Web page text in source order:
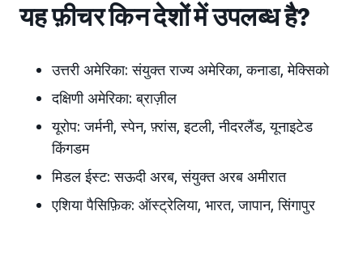
यह फ़ीचर किन देशों में उपलब्ध है?
उत्तरी अमेरिका: संयुक्त राज्य अमेरिका, कनाडा, मेक्सिको
दक्षिणी अमेरिका: ब्राज़ील
यूरोप: जर्मनी, स्पेन, फ़्रांस, इटली, नीदरलैंड, यूनाइटेड
किंगडम
मिडल ईस्ट: सऊदी अरब, संयुक्त अरब अमीरात
एशिया पैसिफ़िक: ऑस्ट्रेलिया, भारत, जापान, सिंगापुर